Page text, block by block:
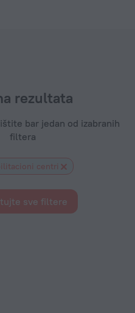
rezultata
bar jedan od izabranih
filtera
centri
sve filtere
ZenHotels.com